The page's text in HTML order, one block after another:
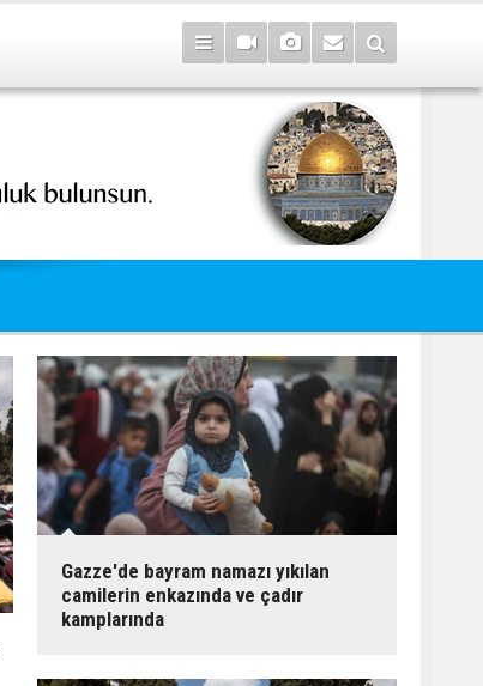
Gazze'de bayram namazı yıkılan
camilerin enkazında ve çadır
kamplarında